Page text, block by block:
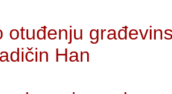
otuđenju
Han